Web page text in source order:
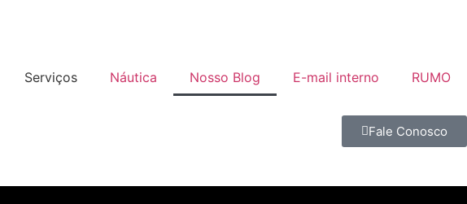
Serviços Náutica Nosso Blog E-mail interno RUMO
Fale Conosco